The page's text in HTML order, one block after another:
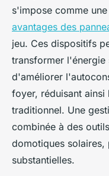
s'impose comme
avantages des
jeu. Ces dispositifs
transformer l'énergie
d'améliorer
foyer, réduisant ainsi
traditionnel. Une
combinée à des
domotiques solaires,
substantielles.